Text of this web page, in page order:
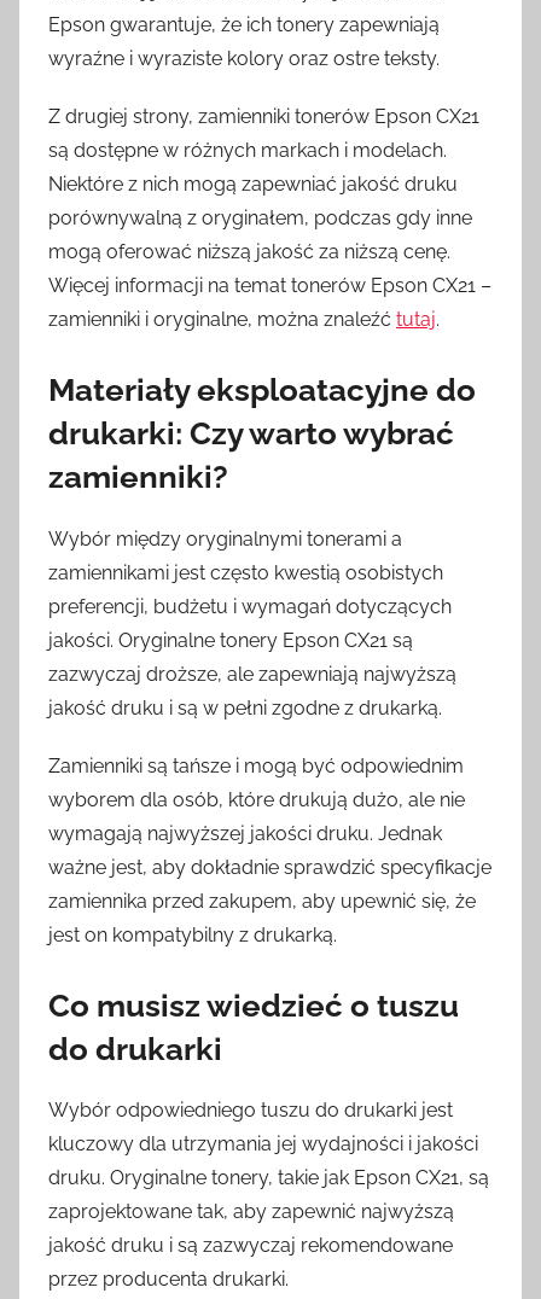
Epson gwarantuje, że ich tonery zapewniają
wyraźne i wyraziste kolory oraz ostre teksty.
Z drugiej strony, zamienniki tonerów Epson CX21
są dostępne w różnych markach i modelach.
Niektóre z nich mogą zapewniać jakość druku
porównywalną z oryginałem, podczas gdy inne
mogą oferować niższą jakość za niższą cenę.
Więcej informacji na temat tonerów Epson CX21 –
zamienniki i oryginalne, można znaleźć tutaj.
Materiały eksploatacyjne do
drukarki: Czy warto wybrać
zamienniki?
Wybór między oryginalnymi tonerami a
zamiennikami jest często kwestią osobistych
preferencji, budżetu i wymagań dotyczących
jakości. Oryginalne tonery Epson CX21 są
zazwyczaj droższe, ale zapewniają najwyższą
jakość druku i są w pełni zgodne z drukarką.
Zamienniki są tańsze i mogą być odpowiednim
wyborem dla osób, które drukują dużo, ale nie
wymagają najwyższej jakości druku. Jednak
ważne jest, aby dokładnie sprawdzić specyfikacje
zamiennika przed zakupem, aby upewnić się, że
jest on kompatybilny z drukarką.
Co musisz wiedzieć o tuszu
do drukarki
Wybór odpowiedniego tuszu do drukarki jest
kluczowy dla utrzymania jej wydajności i jakości
druku. Oryginalne tonery, takie jak Epson CX21, są
zaprojektowane tak, aby zapewnić najwyższą
jakość druku i są zazwyczaj rekomendowane
przez producenta drukarki.